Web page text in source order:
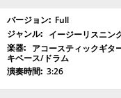
Full
イージーリスニン
アコースティックギタ
キベース/ドラム
3:26